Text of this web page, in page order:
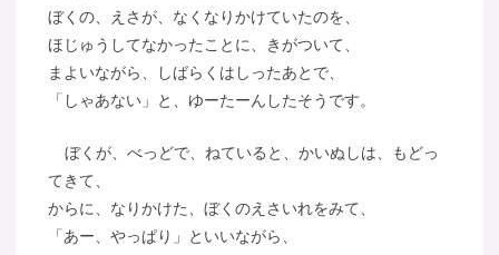
ぼくの、えさが、なくなりかけていたのを、
ほじゅうしてなかったことに、きがついて、
まよいながら、しばらくはしったあとで、
「しゃあない」と、ゆーたーんしたそうです。
ぼくが、べっどで、ねていると、かいぬしは、もどっ
てきて、
からに、なりかけた、ぼくのえさいれをみて、
「あー、やっぱり」といいながら、